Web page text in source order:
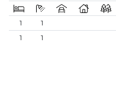
1 1
1
1